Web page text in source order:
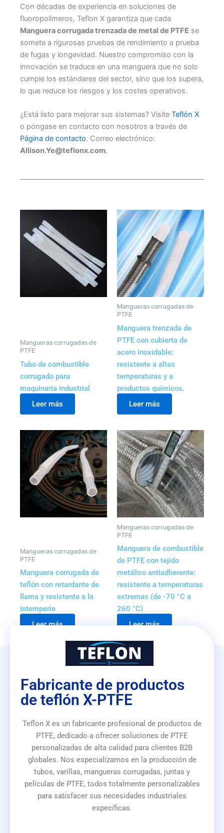
Con décadas de experiencia en soluciones de
fluoropolímeros, Teflon X garantiza que cada
Manguera corrugada trenzada de metal de PTFE se
somete a rigurosas pruebas de rendimiento a prueba
de fugas y longevidad. Nuestro compromiso con la
innovación se traduce en una manguera que no solo
cumple los estándares del sector, sino que los supera,
lo que reduce los riesgos y los costes operativos.
¿Está listo para mejorar sus sistemas? Visite Teflón X
o póngase en contacto con nosotros a través de
Página de contacto. Correo electrónico:
Allison.Ye@teflonx.com.
Mangueras corrugadas de
PTFE
Tubo de combustible
corrugado para
maquinaria industrial
Leer más
Mangueras corrugadas de
PTFE
Manguera trenzada de
PTFE con cubierta de
acero inoxidable:
resistente a altas
temperaturas y a
productos químicos.
Leer más
Mangueras corrugadas de
PTFE
Manguera corrugada de
teflón con retardante de
llama y resistente a la
intemperie
Leer más
Mangueras corrugadas de
PTFE
Manguera de combustible
de PTFE con tejido
metálico antiadherente:
resistente a temperaturas
extremas (de -70 °C a
260 °C)
Leer más
Fabricante de productos
de teflón X-PTFE
Teflon X es un fabricante profesional de productos de
PTFE, dedicado a ofrecer soluciones de PTFE
personalizadas de alta calidad para clientes B2B
globales. Nos especializamos en la producción de
tubos, varillas, mangueras corrugadas, juntas y
películas de PTFE, todos totalmente personalizables
para satisfacer sus necesidades industriales
específicas.